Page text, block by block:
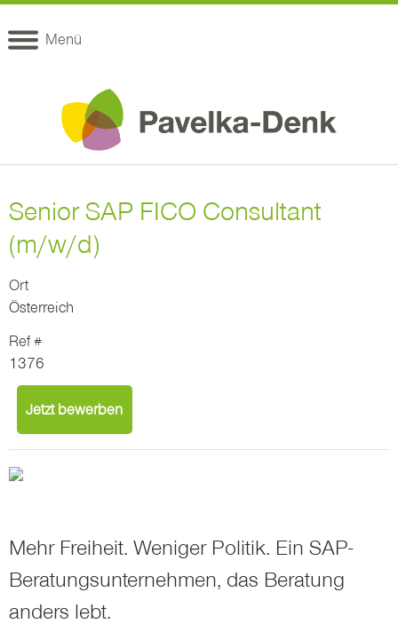
Menü
Senior SAP FICO Consultant
(m/w/d)
Ort
Österreich
Ref #
1376
Jetzt bewerben
Mehr Freiheit. Weniger Politik. Ein SAP-
Beratungsunternehmen, das Beratung
anders lebt.